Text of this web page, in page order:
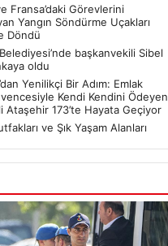
Fransa’daki Görevlerini
Yangın Söndürme Uçakları
Döndü
başkanvekili Sibel
oldu
Yenilikçi Bir Adım: Emlak
Kendi Kendini Ödeyen
Ataşehir 173’te Hayata Geçiyor
ve Şık Yaşam Alanları